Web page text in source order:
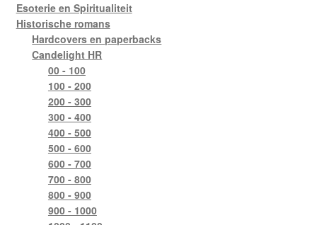
Esoterie en Spiritualiteit
Historische romans
Hardcovers en paperbacks
Candelight HR
00 - 100
100 - 200
200 - 300
300 - 400
400 - 500
500 - 600
600 - 700
700 - 800
800 - 900
900 - 1000